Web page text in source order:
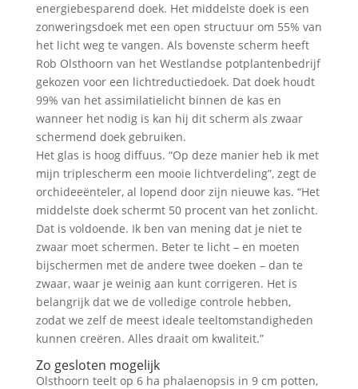
energiebesparend doek. Het middelste doek is een
zonweringsdoek met een open structuur om 55% van
het licht weg te vangen. Als bovenste scherm heeft
Rob Olsthoorn van het Westlandse potplantenbedrijf
gekozen voor een lichtreductiedoek. Dat doek houdt
99% van het assimilatielicht binnen de kas en
wanneer het nodig is kan hij dit scherm als zwaar
schermend doek gebruiken.
Het glas is hoog diffuus. “Op deze manier heb ik met
mijn triplescherm een mooie lichtverdeling”, zegt de
orchideeënteler, al lopend door zijn nieuwe kas. “Het
middelste doek schermt 50 procent van het zonlicht.
Dat is voldoende. Ik ben van mening dat je niet te
zwaar moet schermen. Beter te licht – en moeten
bijschermen met de andere twee doeken – dan te
zwaar, waar je weinig aan kunt corrigeren. Het is
belangrijk dat we de volledige controle hebben,
zodat we zelf de meest ideale teeltomstandigheden
kunnen creëren. Alles draait om kwaliteit.”
Zo gesloten mogelijk
Olsthoorn teelt op 6 ha phalaenopsis in 9 cm potten,